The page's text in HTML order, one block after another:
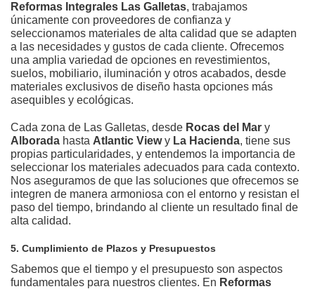
Reformas Integrales Las Galletas, trabajamos
únicamente con proveedores de confianza y
seleccionamos materiales de alta calidad que se adapten
a las necesidades y gustos de cada cliente. Ofrecemos
una amplia variedad de opciones en revestimientos,
suelos, mobiliario, iluminación y otros acabados, desde
materiales exclusivos de diseño hasta opciones más
asequibles y ecológicas.
Cada zona de Las Galletas, desde Rocas del Mar y
Alborada hasta Atlantic Viewy La Hacienda, tiene sus
propias particularidades, y entendemos la importancia de
seleccionar los materiales adecuados para cada contexto.
Nos aseguramos de que las soluciones que ofrecemos se
integren de manera armoniosa con el entorno y resistan el
paso del tiempo, brindando al cliente un resultado final de
alta calidad.
5. Cumplimiento de Plazos y Presupuestos
Sabemos que el tiempo y el presupuesto son aspectos
fundamentales para nuestros clientes. En Reformas